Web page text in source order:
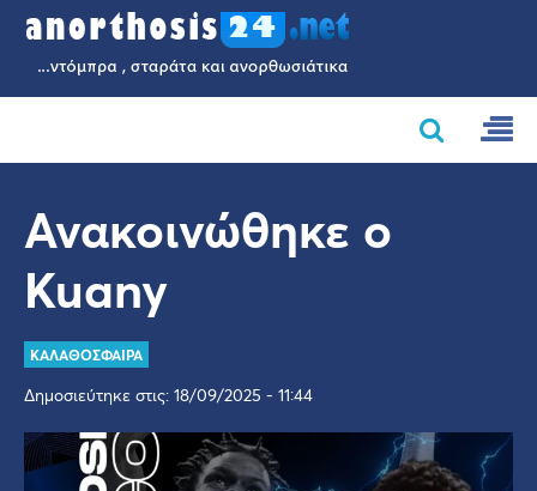
Ανακοινώθηκε ο
Kuany
ΚΑΛΑΘΟΣΦΑΙΡΑ
Δημοσιεύτηκε στις: 18/09/2025 - 11:44